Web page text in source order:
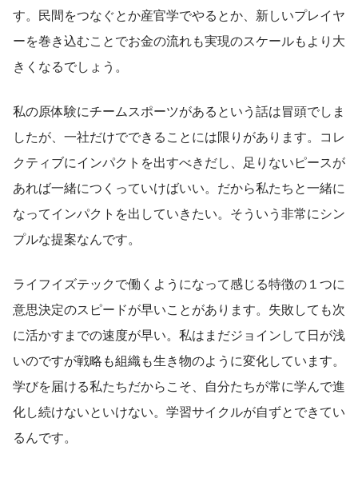
す。民間をつなぐとか産官学でやるとか、新しいプレイヤ
ーを巻き込むことでお金の流れも実現のスケールもより大
きくなるでしょう。
私の原体験にチームスポーツがあるという話は冒頭でしま
したが、一社だけでできることには限りがあります。コレ
クティブにインパクトを出すべきだし、足りないピースが
あれば一緒につくっていけばいい。だから私たちと一緒に
なってインパクトを出していきたい。そういう非常にシン
プルな提案なんです。
ライフイズテックで働くようになって感じる特徴の１つに
意思決定のスピードが早いことがあります。失敗しても次
に活かすまでの速度が早い。私はまだジョインして日が浅
いのですが戦略も組織も生き物のように変化しています。
学びを届ける私たちだからこそ、自分たちが常に学んで進
化し続けないといけない。学習サイクルが自ずとできてい
るんです。